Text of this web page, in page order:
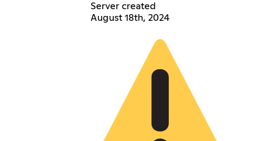
Server created
August 18th, 2024